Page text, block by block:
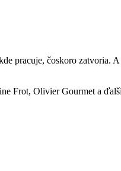
pracuje, čoskoro zatvoria.
Frot, Olivier Gourmet a